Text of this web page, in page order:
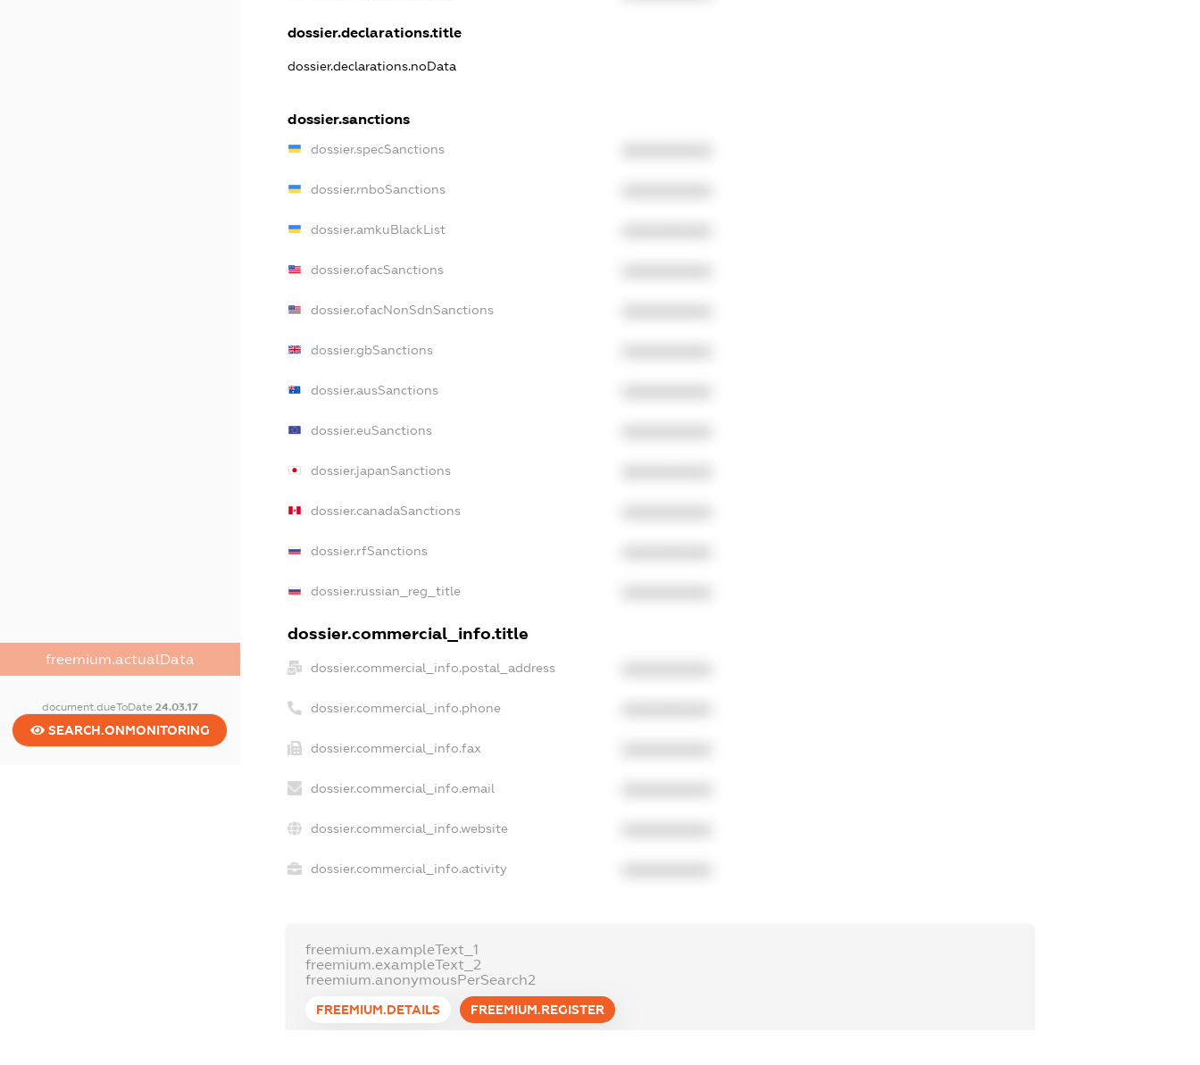
freemium.actualData
document.dueToDate 24.03.17
SEARCH.ONMONITORING
dossier.declarations.title
dossier.declarations.noData
dossier.sanctions
dossier.specSanctions
dossier.rnboSanctions
dossier.amkuBlackList
dossier.ofacSanctions
dossier.ofacNonSdnSanctions
dossier.gbSanctions
dossier.ausSanctions
dossier.euSanctions
dossier.japanSanctions
dossier.canadaSanctions
dossier.rfSanctions
dossier.russian_reg_title
dossier.commercial_info.title
dossier.commercial_info.postal_address
dossier.commercial_info.phone
dossier.commercial_info.fax
dossier.commercial_info.email
dossier.commercial_info.website
dossier.commercial_info.activity
freemium.exampleText_1
freemium.exampleText_2
freemium.anonymousPerSearch2
FREEMIUM.DETAILS FREEMIUM.REGISTER